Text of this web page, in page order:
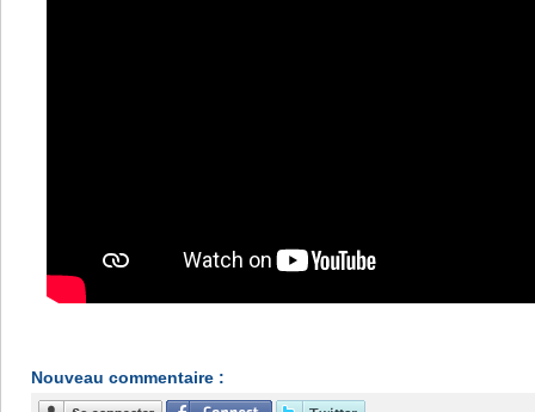
Nouveau commentaire :